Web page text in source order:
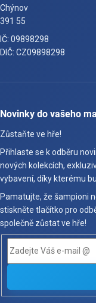
Chýnov
391 55
IČ: 09898298
DIČ: CZ09898298
Novinky do vašeho
Zůstaňte ve hře!
Přihlaste se k odběru
nových kolekcích,
vybavení, díky kterému
Pamatujte, že šampioni
stiskněte tlačítko pro
společně zůstat ve hře!